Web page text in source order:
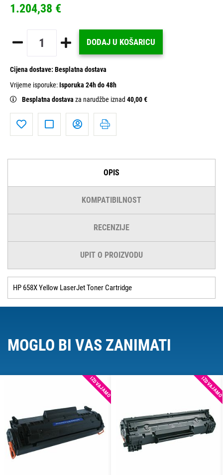
1.204,38 €
DODAJ U KOŠARICU
Cijena dostave: Besplatna dostava
Vrijeme isporuke:Isporuka 24h do 48h
Besplatna dostava za narudžbe iznad 40,00 €
OPIS
KOMPATIBILNOST
RECENZIJE
UPIT O PROIZVODU
HP 658X Yellow LaserJet Toner Cartridge
MOGLO BI VAS ZANIMATI
IZDVAJAMO